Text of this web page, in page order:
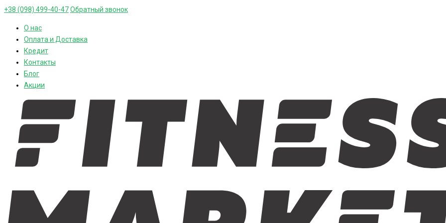
+38 (098) 499-40-47Обратный звонок
О нас
Оплата и Доставка
Кредит
Контакты
Блог
Акции